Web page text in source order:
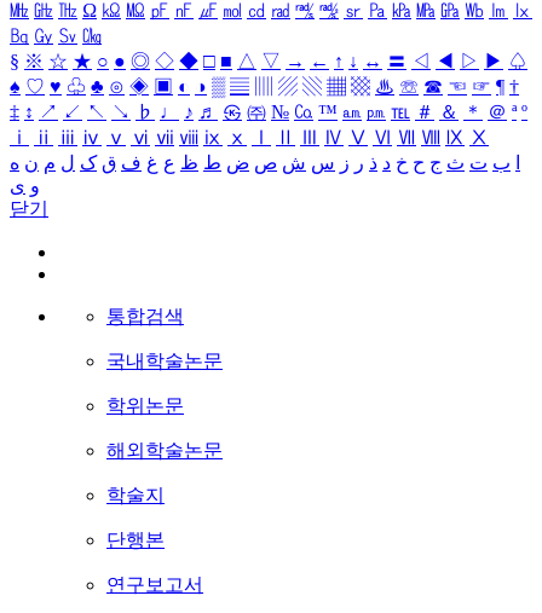
㎒ ㎓ ㎔ Ω ㏀ ㏁ ㎊ ㎋ ㎌ ㏖ ㏅ ㎭ ㎮ ㎯ ㏛ ㎩ ㎪ ㎫ ㎬ ㏝ ㏐
㏓
㏃ ㏉ ㏜ ㏆
§ ※ ☆ ★ ○ ● ◎ ◇ ◆ □ ■ △ ▽ → ← ↑ ↓ ↔ 〓 ◁ ◀ ▷ ▶ ♤
♠ ♡ ♥ ♧ ♣ ⊙ ◈ ▣ ◐ ◑ ▒ ▤ ▨ ▧ ▦ ▩ ♨ ☏ ☎ ☜ ☞ ¶ †
‡ ↕ ↗ ↙ ↖ ↘ ♭ ♩ ♪ ♬ ㉿ ㈜ № ㏇ ™ ㏂ ㏘ ℡ ＃ ＆ ＊ ＠ ª º
ⅰ
ⅱ ⅲ ⅳ ⅴ ⅵ ⅶ ⅷ ⅸ ⅹ Ⅳ Ⅴ Ⅵ Ⅶ Ⅷ Ⅸ Ⅹ
ب ت ث ج ح خ د ذ ر ز س ش ص ض ط ظ ع غ ف ق ک ل م ن ه
و ی
닫기
통합검색
국내학술논문
학위논문
해외학술논문
학술지
단행본
연구보고서